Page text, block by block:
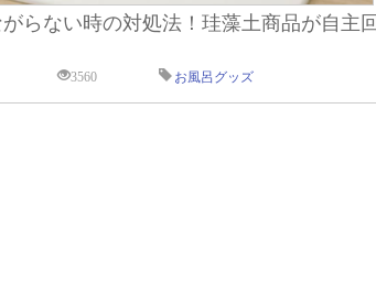
らない時の対処法！珪藻土商品が自主回
3560 お風呂グッズ